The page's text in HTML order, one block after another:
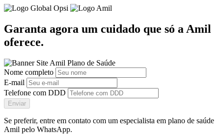
Garanta agora um cuidado que só a Amil
oferece.
Nome completo
E-mail
Telefone com DDD
Enviar
Se preferir, entre em contato com um especialista em plano de saúde
Amil pelo WhatsApp.